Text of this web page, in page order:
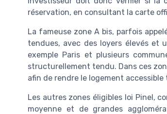
réservation, en consultant la carte
La fameuse zone A bis, parfois
tendues, avec des loyers élevés et
exemple Paris et plusieurs
structurellement tendu. Dans ces
afin de rendre le logement
Les autres zones éligibles loi Pinel,
moyenne et de grandes